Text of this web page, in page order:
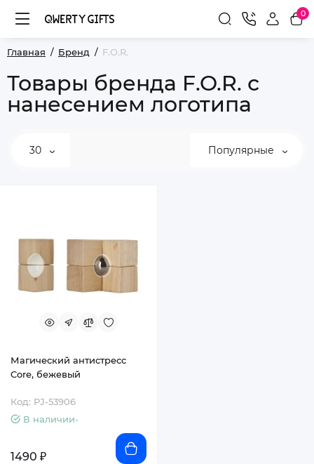
0
Главная Бренд F.O.R.
Товары бренда F.O.R. с
нанесением логотипа
30 Популярные
Магический антистресс
Core, бежевый
Код: PJ-53906
В наличии-
1490 ₽